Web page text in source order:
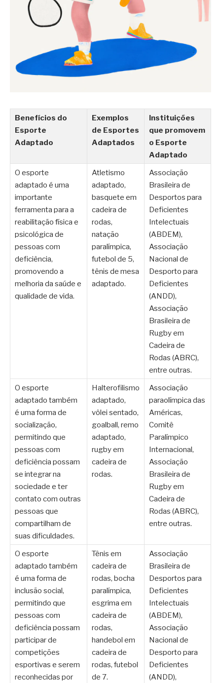
Benefícios do
Esporte
Adaptado
Exemplos
de Esportes
Adaptados
Instituições
que promovem
o Esporte
Adaptado
O esporte
adaptado é uma
importante
ferramenta para a
reabilitação física e
psicológica de
pessoas com
deficiência,
promovendo a
melhoria da saúde e
qualidade de vida.
Atletismo
adaptado,
basquete em
cadeira de
rodas,
natação
paralímpica,
futebol de 5,
tênis de mesa
adaptado.
Associação
Brasileira de
Desportos para
Deficientes
Intelectuais
(ABDEM),
Associação
Nacional de
Desporto para
Deficientes
(ANDD),
Associação
Brasileira de
Rugby em
Cadeira de
Rodas (ABRC),
entre outras.
O esporte
adaptado também
é uma forma de
socialização,
permitindo que
pessoas com
deficiência possam
se integrar na
sociedade e ter
contato com outras
pessoas que
compartilham de
suas dificuldades.
Halterofilismo
adaptado,
vôlei sentado,
goalball, remo
adaptado,
rugby em
cadeira de
rodas.
Associação
paraolímpica das
Américas,
Comitê
Paralímpico
Internacional,
Associação
Brasileira de
Rugby em
Cadeira de
Rodas (ABRC),
entre outras.
O esporte
adaptado também
é uma forma de
inclusão social,
permitindo que
pessoas com
deficiência possam
participar de
competições
esportivas e serem
reconhecidas por
Tênis em
cadeira de
rodas, bocha
paralímpica,
esgrima em
cadeira de
rodas,
handebol em
cadeira de
rodas, futebol
de 7.
Associação
Brasileira de
Desportos para
Deficientes
Intelectuais
(ABDEM),
Associação
Nacional de
Desporto para
Deficientes
(ANDD),